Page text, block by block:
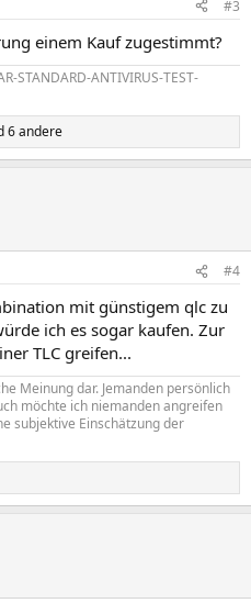
#3
einem Kauf zugestimmt?
STANDARD-ANTIVIRUS-TEST-
6 andere
#4
mit günstigem qlc zu
ich es sogar kaufen. Zur
TLC greifen...
Meinung dar. Jemanden persönlich
möchte ich niemanden angreifen
subjektive Einschätzung der